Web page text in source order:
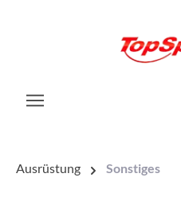
Ausrüstung Sonstiges